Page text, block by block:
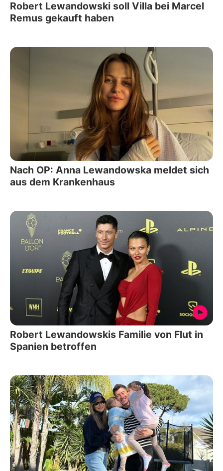
Robert Lewandowski soll Villa bei Marcel
Remus gekauft haben
Nach OP: Anna Lewandowska meldet sich
aus dem Krankenhaus
Robert Lewandowskis Familie von Flut in
Spanien betroffen